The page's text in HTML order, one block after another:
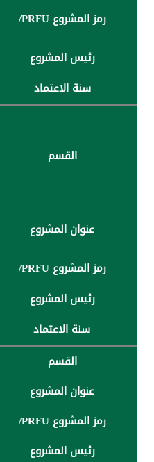
رمز المشروع PRFU/
رئیس المشروع
سنة الاعتماد
القسم
عنوان المشروع
رمز المشروع PRFU/
رئیس المشروع
سنة الاعتماد
القسم
عنوان المشروع
رمز المشروع PRFU/
رئیس المشروع